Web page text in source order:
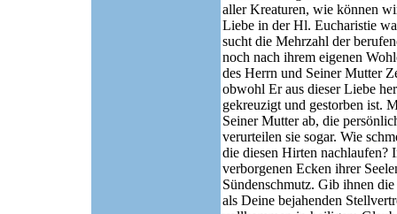
aller Kreaturen, wie können
Liebe in der Hl. Eucharistie
sucht die Mehrzahl der
noch nach ihrem eigenen
des Herrn und Seiner Mutter
obwohl Er aus dieser Liebe
gekreuzigt und gestorben ist.
Seiner Mutter ab, die
verurteilen sie sogar. Wie
die diesen Hirten nachlaufen?
verborgenen Ecken ihrer
Sündenschmutz. Gib ihnen
als Deine bejahenden